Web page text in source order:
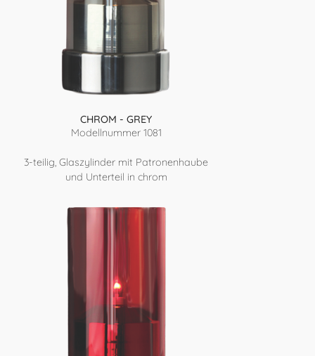
CHROM - GREY
Modellnummer 1081
3-teilig, Glaszylinder mit Patronenhaube
und Unterteil in chrom